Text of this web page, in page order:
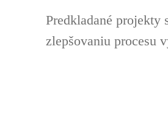
Predkladané
zlepšovaniu procesu